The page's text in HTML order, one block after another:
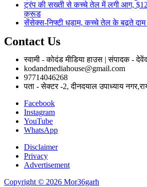
ट्रंप की सख्ती से कच्चे तेल में लगी आग,
क्रूड
सेंसेक्स-निफ्टी धड़ाम, कच्चे तेल के बढ़ते दाम
Contact Us
स्वामी - कोदंड मीडिया हाउस | संपादक -
kodandmediahouse@gmail.com
97714046268
पता - सेक्टर -2, दीनदयाल उपाध्याय
Facebook
Instagram
YouTube
WhatsApp
Disclaimer
Privacy
Advertisement
Copyright © 2026 Mor36garh